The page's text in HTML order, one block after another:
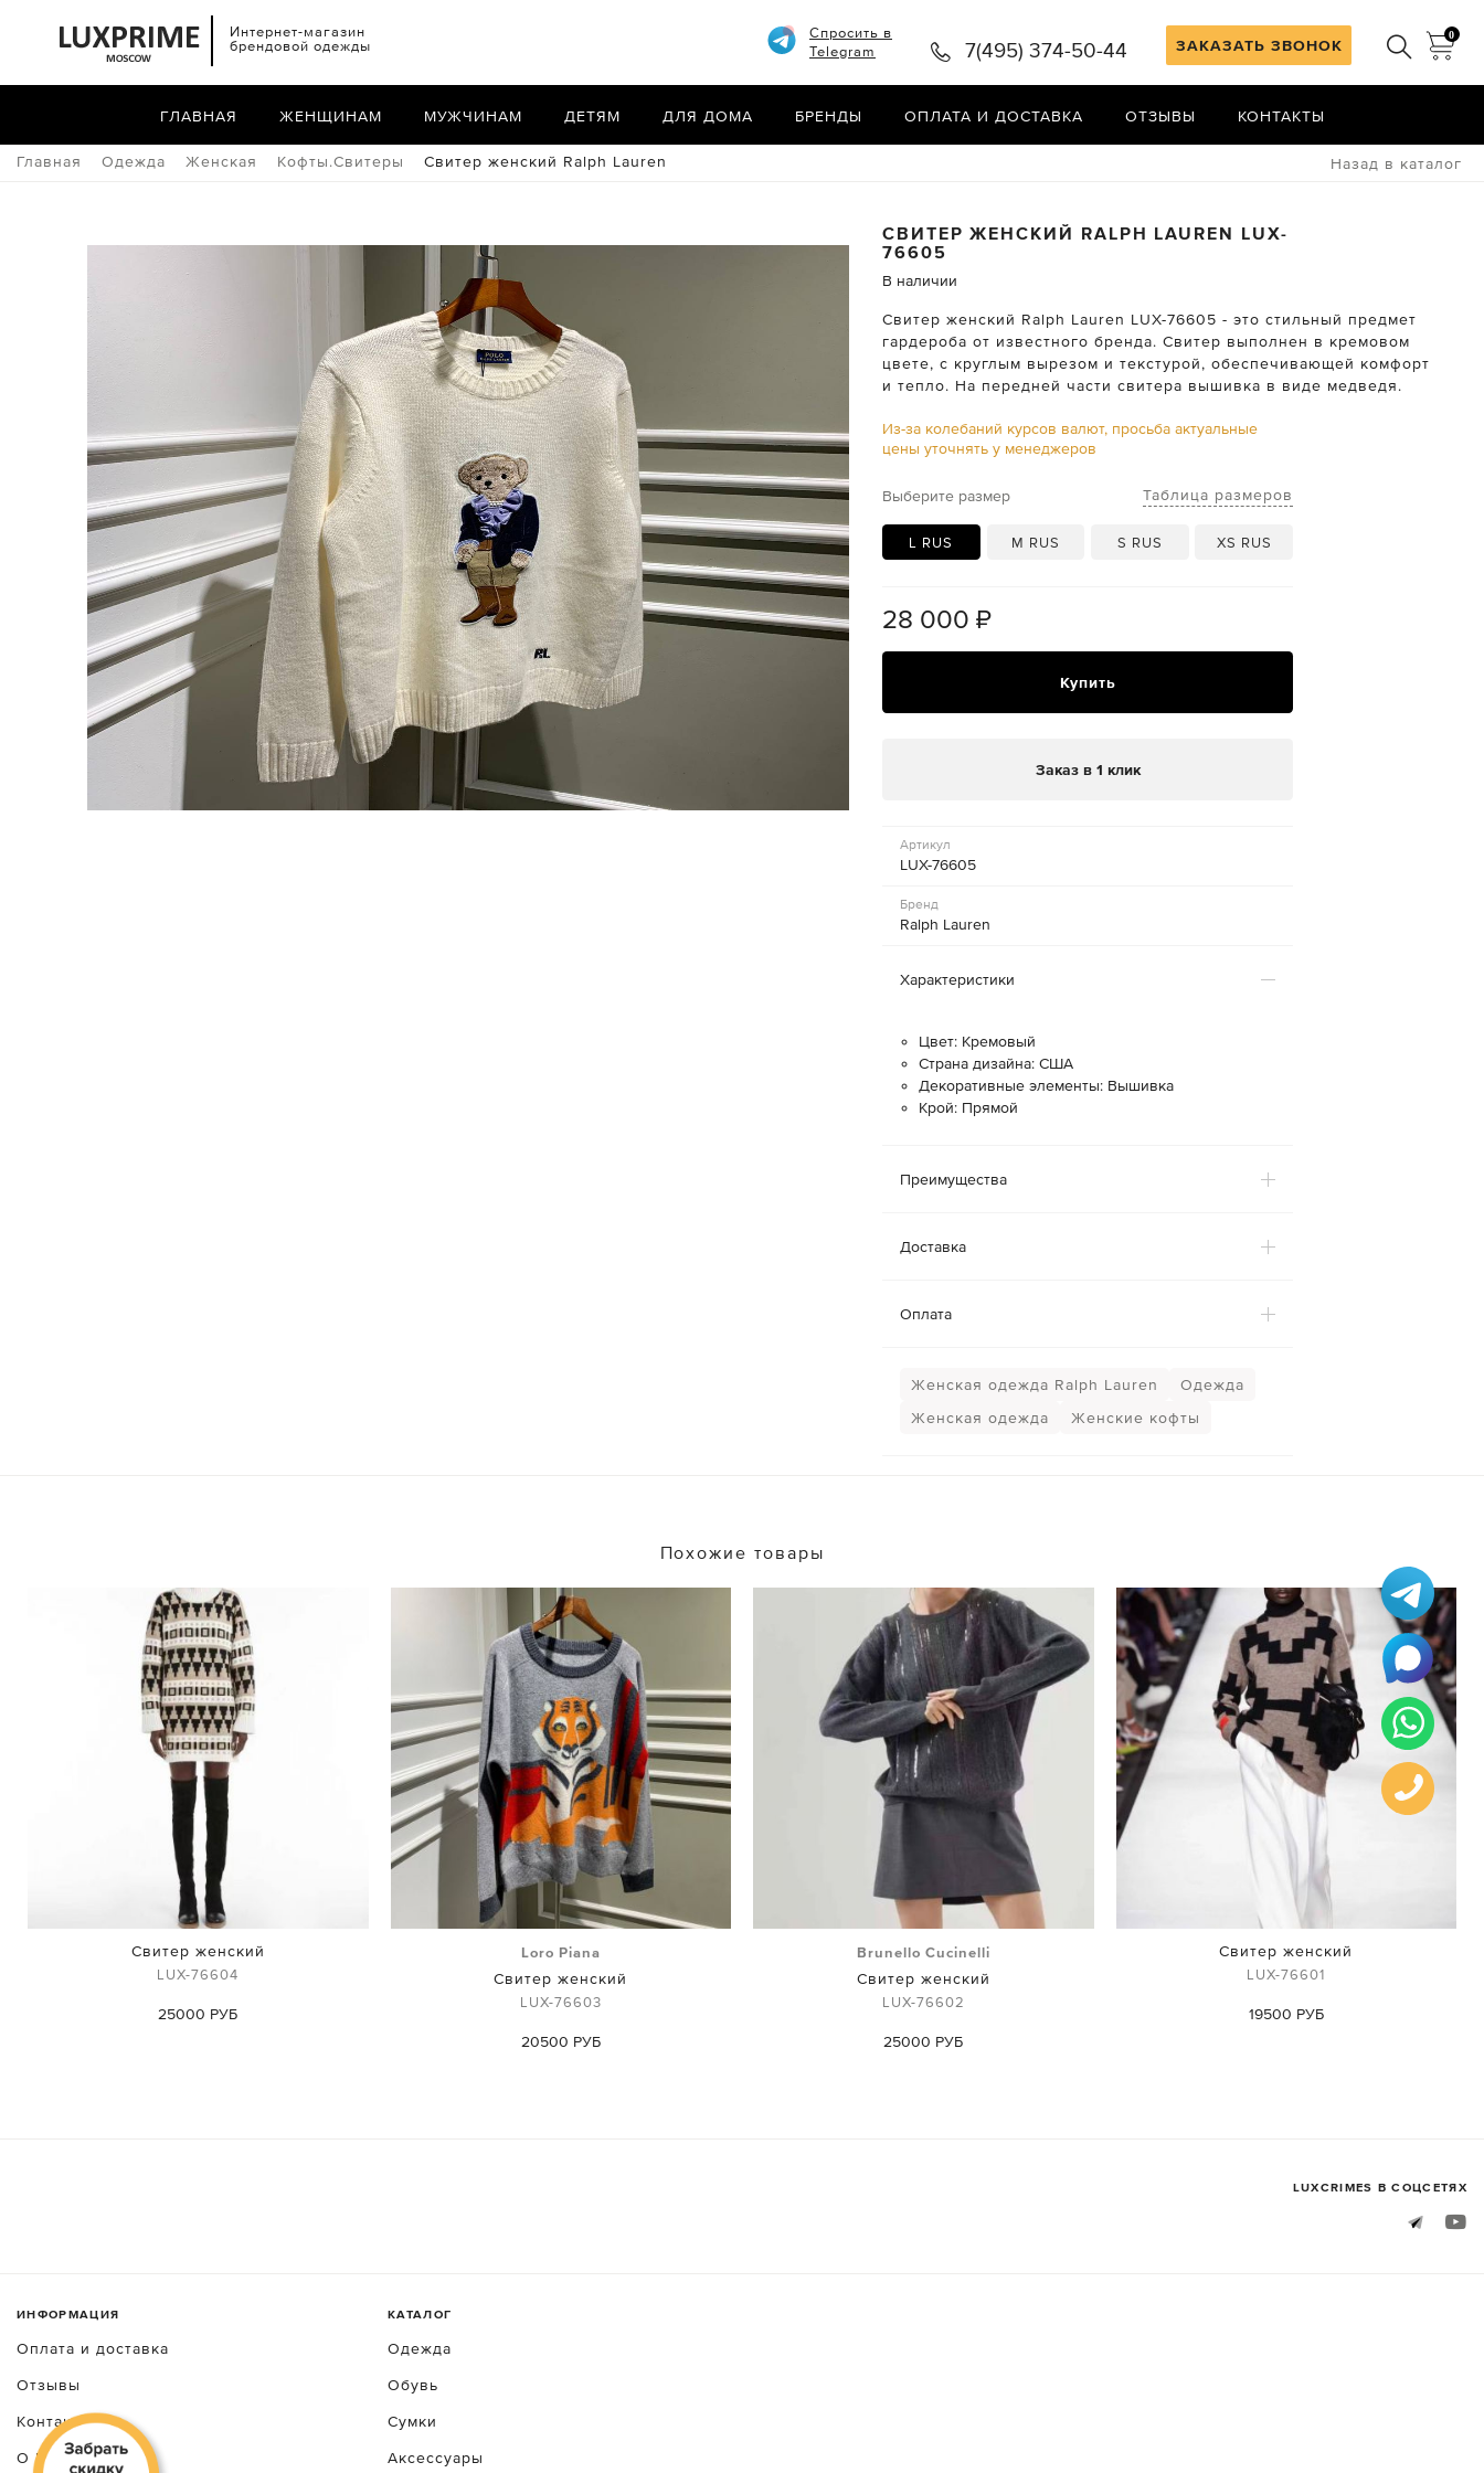
Интернет-магазин
брендовой одежды
ЗАКАЗАТЬ ЗВОНОК
0
Спросить в
Telegram
7(495) 374-50-44
ГЛАВНАЯ ЖЕНЩИНАМ МУЖЧИНАМ ДЕТЯМ ДЛЯ ДОМА БРЕНДЫ ОПЛАТА И ДОСТАВКА ОТЗЫВЫ КОНТАКТЫ
Главная Одежда Женская Кофты.Свитеры Свитер женский Ralph Lauren Назад в каталог
СВИТЕР ЖЕНСКИЙ RALPH LAUREN LUX-
76605
В наличии
Свитер женский Ralph Lauren LUX-76605 - это стильный предмет
гардероба от известного бренда. Свитер выполнен в кремовом
цвете, с круглым вырезом и текстурой, обеспечивающей комфорт
и тепло. На передней части свитера вышивка в виде медведя.
Из-за колебаний курсов валют, просьба актуальные
цены уточнять у менеджеров
Выберите размер Таблица размеров
L RUS M RUS S RUS XS RUS
28 000 ₽
Купить
Заказ в 1 клик
Артикул
LUX-76605
Бренд
Ralph Lauren
Характеристики
Цвет: Кремовый
Страна дизайна: США
Декоративные элементы: Вышивка
Крой: Прямой
Преимущества
Доставка
Оплата
Женская одежда Ralph Lauren
Одежда
Женская одежда
Женские кофты
Похожие товары
Свитер женский
LUX-76604
25000 РУБ
Loro Piana
Свитер женский
LUX-76603
20500 РУБ
Brunello Cucinelli
Свитер женский
LUX-76602
25000 РУБ
Свитер женский
LUX-76601
19500 РУБ
LUXСRIMES В СОЦСЕТЯХ
ИНФОРМАЦИЯ
Оплата и доставка
Отзывы
Контакты
О luxecrime
КАТАЛОГ
Одежда
Обувь
Сумки
Аксессуары